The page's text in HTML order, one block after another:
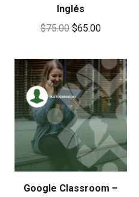
Inglés
$75.00 Original
was:
$75.00.
$65.00Current
is:
$65.00.
Google Classroom –